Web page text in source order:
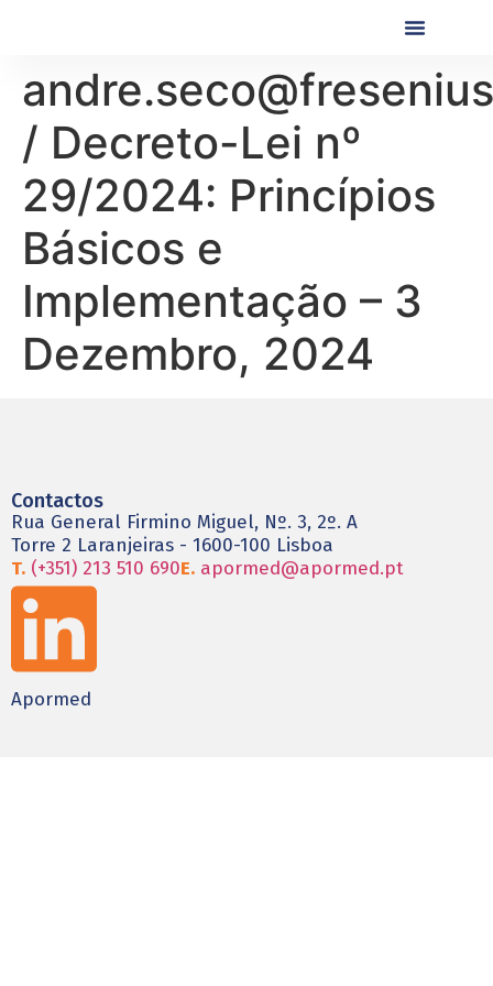
/ Decreto-Lei nº
29/2024: Princípios
Básicos e
Implementação – 3
Dezembro, 2024
Contactos
Rua General Firmino Miguel, Nº. 3, 2º. A
Torre 2 Laranjeiras - 1600-100 Lisboa
T. (+351) 213 510 690E. apormed@apormed.pt
Apormed